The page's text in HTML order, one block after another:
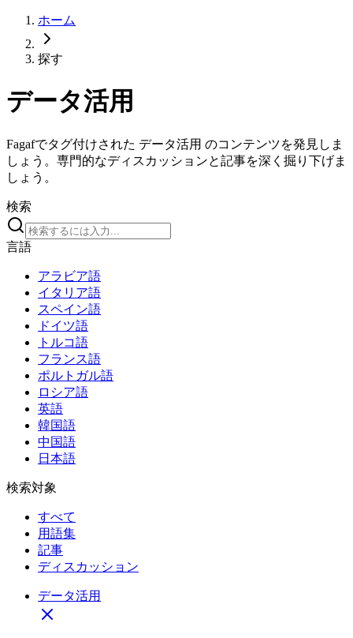
ホーム
探す
データ活用
Fagafでタグ付けされた データ活用 のコンテンツを発見しま
しょう。専門的なディスカッションと記事を深く掘り下げま
しょう。
検索
言語
アラビア語
イタリア語
スペイン語
ドイツ語
トルコ語
フランス語
ポルトガル語
ロシア語
英語
韓国語
中国語
日本語
検索対象
すべて
用語集
記事
ディスカッション
データ活用